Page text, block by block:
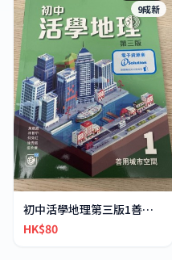
9成新
初中活學地理第三版1善用城市空間
HK$80